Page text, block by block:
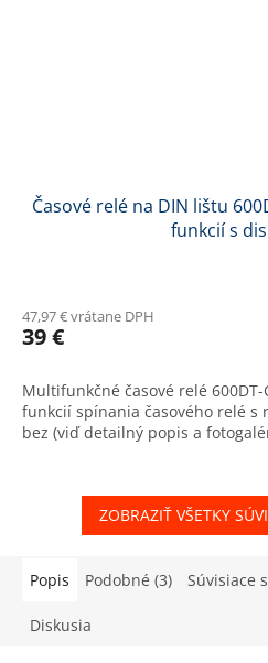
Časové relé na DIN lištu
funkcií s
47,97 € vrátane DPH
39 €
Multifunkčné časové relé
funkcií spínania časového relé s
bez (viď detailný popis a
ZOBRAZIŤ VŠETKY
Popis Podobné (3) Súvisiace
Diskusia